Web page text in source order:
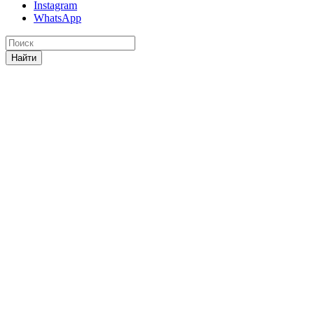
Instagram
WhatsApp
Найти